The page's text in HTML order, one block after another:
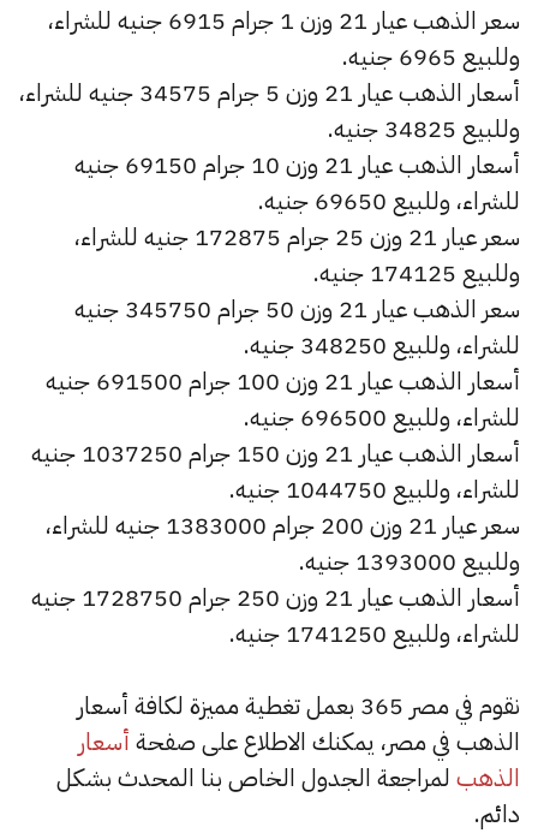
سعر الذهب عيار 21 وزن 1 جرام 6915 جنيه للشراء،
وللبيع 6965 جنيه.
أسعار الذهب عيار 21 وزن 5 جرام 34575 جنيه للشراء،
وللبيع 34825 جنيه.
أسعار الذهب عيار 21 وزن 10 جرام 69150 جنيه
للشراء، وللبيع 69650 جنيه.
سعر عيار 21 وزن 25 جرام 172875 جنيه للشراء،
وللبيع 174125 جنيه.
سعر الذهب عيار 21 وزن 50 جرام 345750 جنيه
للشراء، وللبيع 348250 جنيه.
أسعار الذهب عيار 21 وزن 100 جرام 691500 جنيه
للشراء، وللبيع 696500 جنيه.
أسعار الذهب عيار 21 وزن 150 جرام 1037250 جنيه
للشراء، وللبيع 1044750 جنيه.
سعر عيار 21 وزن 200 جرام 1383000 جنيه للشراء،
وللبيع 1393000 جنيه.
أسعار الذهب عيار 21 وزن 250 جرام 1728750 جنيه
للشراء، وللبيع 1741250 جنيه.
نقوم في مصر 365 بعمل تغطية مميزة لكافة أسعار
الذهب في مصر، يمكنك الاطلاع على صفحة أسعار
الذهب لمراجعة الجدول الخاص بنا المحدث بشكل
دائم.